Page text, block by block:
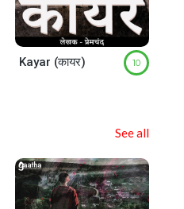
Kayar (कायर) 10
See all